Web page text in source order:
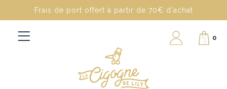
Frais de port offert à partir de 70€ d'achat
0